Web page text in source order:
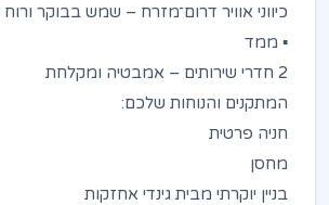
כיווני אוויר דרום־מזרח – שמש בבוקר ורוח
▪️ ממד
2 חדרי שירותים – אמבטיה ומקלחת
המתקנים והנוחות שלכם:
חניה פרטית
מחסן
בניין יוקרתי מבית גינדי אחזקות